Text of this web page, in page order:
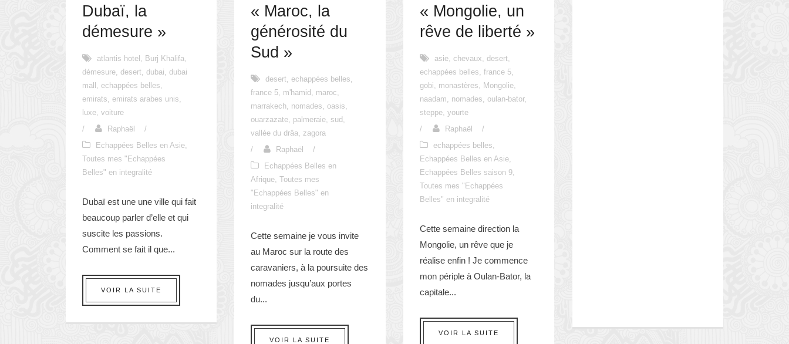
Dubaï, la
démesure »
atlantis hotel Burj Khalifa
démesure desert dubai dubai
mall
echappées belles
emirats emirats arabes unis
luxe voiture
/
Raphaël
/
Echappées Belles en Asie
Toutes mes "Echappées
Belles" en integralité
Dubaï est une une ville qui fait
beaucoup parler d’elle et qui
suscite les passions.
Comment se fait il que...
VOIR LA SUITE
« Maroc, la
générosité du
Sud »
desert echappées belles
france 5 m'hamid maroc
marrakech nomades oasis
ouarzazate palmeraie sud
vallée du drâa
zagora
/
Raphaël
/
Echappées Belles en
Afrique Toutes mes
"Echappées Belles" en
integralité
Cette semaine je vous invite
au Maroc sur la route des
caravaniers, à la poursuite des
nomades jusqu’aux portes
du...
VOIR LA SUITE
« Mongolie, un
rêve de liberté »
asie, chevaux desert
echappées belles france 5,
gobi
monastères Mongolie,
naadam
nomades oulan-bator,
steppe, yourte
/
Raphaël
/
echappées belles
Echappées Belles en Asie,
Echappées Belles saison 9,
Toutes mes "Echappées
Belles" en integralité
Cette semaine direction la
Mongolie, un rêve que je
réalise enfin ! Je commence
mon périple à Oulan-Bator, la
capitale...
VOIR LA SUITE